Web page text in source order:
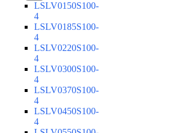
LSLV0150S100-
4
LSLV0185S100-
4
LSLV0220S100-
4
LSLV0300S100-
4
LSLV0370S100-
4
LSLV0450S100-
4